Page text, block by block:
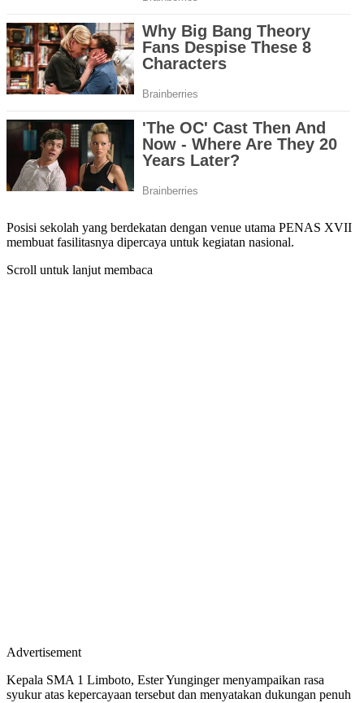
Posisi sekolah yang berdekatan dengan venue utama PENAS XVII
membuat fasilitasnya dipercaya untuk kegiatan nasional.
Scroll untuk lanjut membaca
Advertisement
Kepala SMA 1 Limboto, Ester Yunginger menyampaikan rasa
syukur atas kepercayaan tersebut dan menyatakan dukungan penuh